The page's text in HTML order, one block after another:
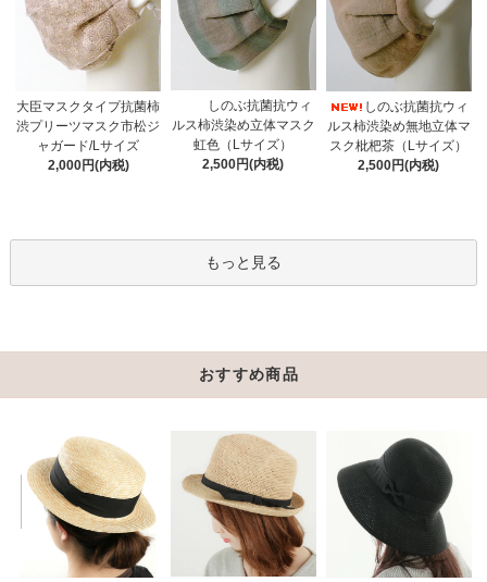
大臣マスクタイプ抗菌柿
渋プリーツマスク市松ジ
ャガード/Lサイズ
2,000円(内税)
しのぶ抗菌抗ウィ
ルス柿渋染め立体マスク
虹色（Lサイズ）
2,500円(内税)
しのぶ抗菌抗ウィ
ルス柿渋染め無地立体マ
スク枇杷茶（Lサイズ）
2,500円(内税)
もっと見る
おすすめ商品